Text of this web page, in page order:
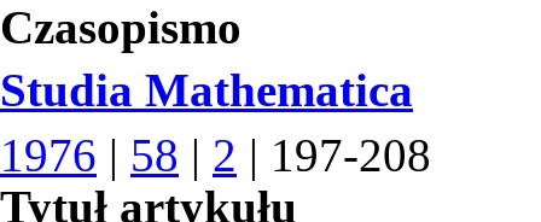
Czasopismo
Studia Mathematica
1976 | 58 | 2 | 197-208
Tytuł artykułu